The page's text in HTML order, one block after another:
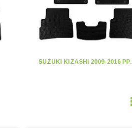
SUZUKI KIZASHI 2009-2016 РР.